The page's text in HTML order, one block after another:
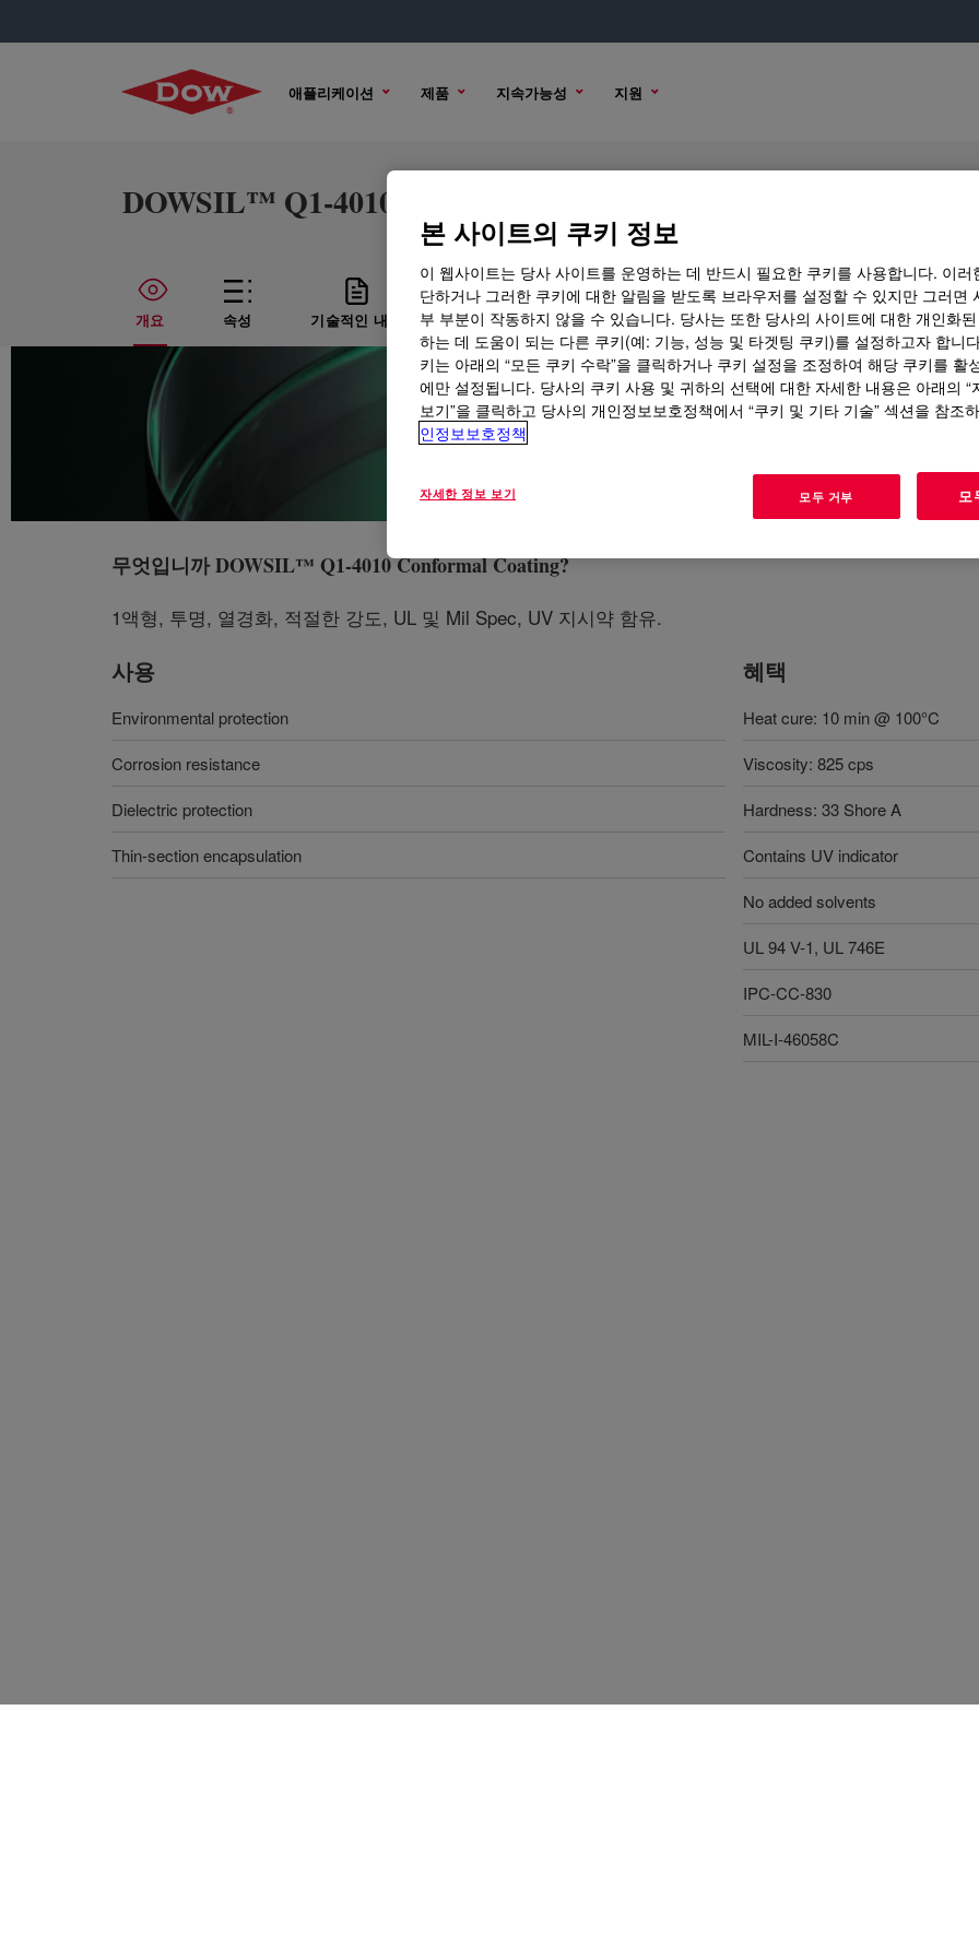
애플리케이션 제품 지속가능성 지원
DOWSIL™ Q1-4010 Conformal Coating
개요 속성 기술적인 내용 샘플 옵션 구매 옵션
무엇입니까DOWSIL™ Q1-4010 Conformal Coating?
1액형, 투명, 열경화, 적절한 강도, UL 및 Mil Spec, UV 지시약 함유.
사용
Environmental protection
Corrosion resistance
Dielectric protection
Thin-section encapsulation
혜택
Heat cure: 10 min @ 100°C
Viscosity: 825 cps
Hardness: 33 Shore A
Contains UV indicator
No added solvents
UL 94 V-1, UL 746E
IPC-CC-830
MIL-I-46058C
본 사이트의 쿠키 정보
이 웹사이트는 당사 사이트를 운영하는 데 반드시 필요한 쿠키를 사용합니다. 이러
단하거나 그러한 쿠키에 대한 알림을 받도록 브라우저를 설정할 수 있지만 그러면
부 부분이 작동하지 않을 수 있습니다. 당사는 또한 당사의 사이트에 대한 개인화
하는 데 도움이 되는 다른 쿠키(예: 기능, 성능 및 타겟팅 쿠키)를 설정하고자 합니
키는 아래의 “모든 쿠키 수락”을 클릭하거나 쿠키 설정을 조정하여 해당 쿠키를 활
에만 설정됩니다. 당사의 쿠키 사용 및 귀하의 선택에 대한 자세한 내용은 아래의 “
보기”을 클릭하고 당사의 개인정보보호정책에서 “쿠키 및 기타 기술” 섹션을 참조
인정보보호정책
자세한 정보 보기 모두 거부 모